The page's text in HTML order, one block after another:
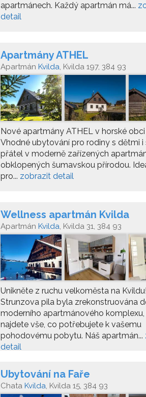
apartmánech. Každý apartmán má...
detail
Apartmány ATHEL
Apartmán Kvilda, Kvilda 197, 384 93
Nové apartmány ATHEL v horské obci
Vhodné ubytování pro rodiny s dětmi i
přátel v moderně zařízených
obklopených šumavskou přírodou.
pro... zobrazit detail
Wellness apartmán Kvilda
Apartmán Kvilda, Kvilda 31, 384 93
Unikněte z ruchu velkoměsta na
Strunzova pila byla zrekonstruována
moderního apartmánového komplexu,
najdete vše, co potřebujete k vašemu
pohodovému pobytu. Náš apartmán...
detail
Ubytování na Faře
Chata Kvilda, Kvilda 15, 384 93